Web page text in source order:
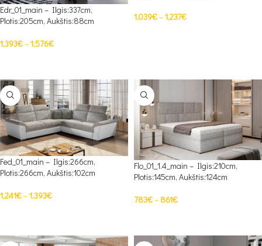
Edr_01_main – Ilgis:337cm,
Plotis:205cm, Aukštis:88cm
1,393€–1,576€
1,039€–1,237€
Fed_01_main – Ilgis:266cm,
Plotis:266cm, Aukštis:102cm
1,241€–1,393€
Flo_01_1.4_main – Ilgis:210cm,
Plotis:145cm, Aukštis:124cm
783€– 861€